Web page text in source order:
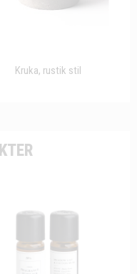
Kruka, rustik stil